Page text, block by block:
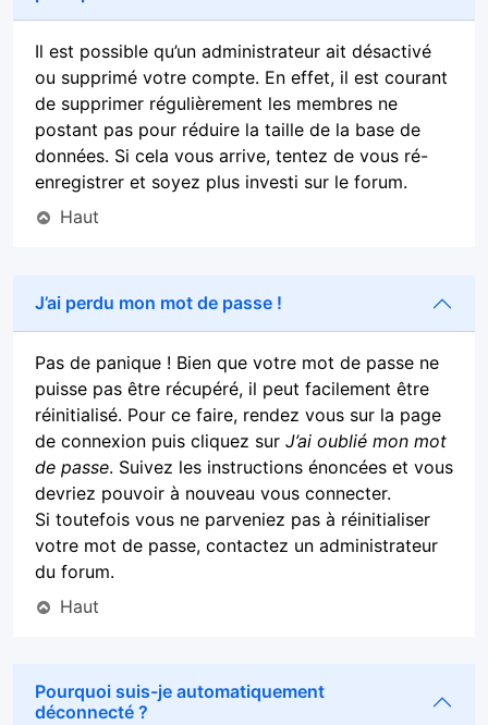
Il est possible qu’un administrateur ait désactivé
ou supprimé votre compte. En effet, il est courant
de supprimer régulièrement les membres ne
postant pas pour réduire la taille de la base de
données. Si cela vous arrive, tentez de vous ré-
enregistrer et soyez plus investi sur le forum.
Haut
J’ai perdu mon mot de passe !
Pas de panique ! Bien que votre mot de passe ne
puisse pas être récupéré, il peut facilement être
réinitialisé. Pour ce faire, rendez vous sur la page
de connexion puis cliquez sur J’ai oublié mon mot
de passe. Suivez les instructions énoncées et vous
devriez pouvoir à nouveau vous connecter.
Si toutefois vous ne parveniez pas à réinitialiser
votre mot de passe, contactez un administrateur
du forum.
Haut
Pourquoi suis-je automatiquement
déconnecté ?